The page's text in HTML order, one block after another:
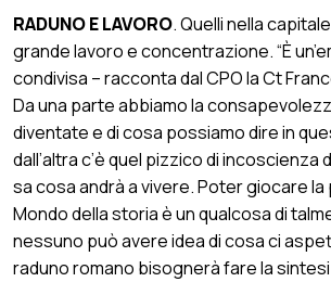
RADUNO E LAVORO. Quelli nella
grande lavoro e concentrazione. “È
condivisa – racconta dal CPO la Ct
Da una parte abbiamo la
diventate e di cosa possiamo dire in
dall’altra c’è quel pizzico di incoscienza
sa cosa andrà a vivere. Poter giocare la
Mondo della storia è un qualcosa di
nessuno può avere idea di cosa ci
raduno romano bisognerà fare la